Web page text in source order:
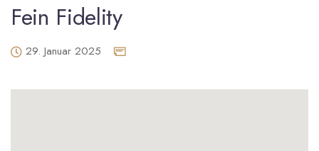
Fein Fidelity
29. Januar 2025